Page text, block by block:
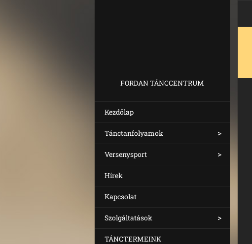
FORDAN TÁNCCENTRUM
Kezdőlap
Tánctanfolyamok
Versenysport
Hírek
Kapcsolat
Szolgáltatások
TÁNCTERMEINK